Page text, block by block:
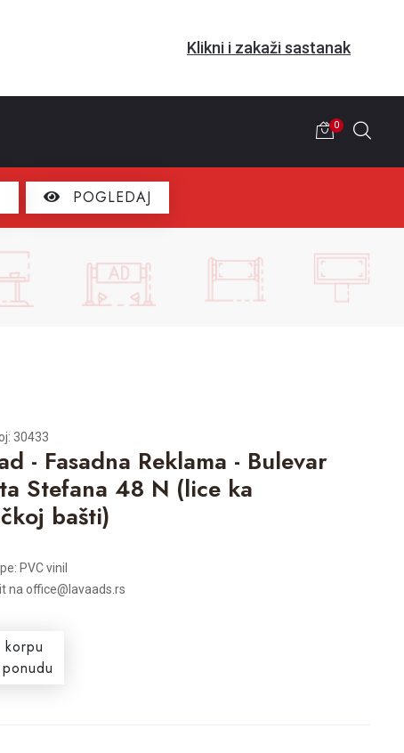
Klikni i zakaži sastanak
0
POGLEDAJ
30433
- Fasadna Reklama - Bulevar
Stefana 48 N (lice ka
bašti)
PVC vinil
na office@lavaads.rs
korpu